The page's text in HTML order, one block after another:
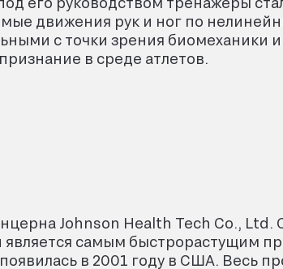
движения рук и ног по
с точки зрения биомеханики
в среде атлетов.
Johnson Health Tech Co., Ltd.
самым быстрорастущим
в 2001 году в США. Весь